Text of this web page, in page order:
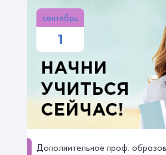
сентябрь
1
Дополнительное проф.